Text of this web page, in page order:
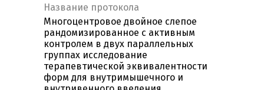
Название протокола
Многоцентровое двойное слепое
рандомизированное с активным
контролем в двух параллельных
группах исследование
терапевтической эквивалентности
форм для внутримышечного и